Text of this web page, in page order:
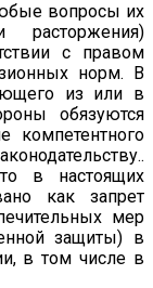
вопросы их
расторжения)
с правом
норм. В
из или в
обязуются
компетентного
в настоящих
как запрет
мер
защиты) в
в том числе в